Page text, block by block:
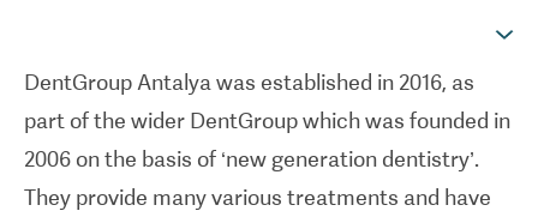
DentGroup Antalya was established in 2016, as
part of the wider DentGroup which was founded in
2006 on the basis of ‘new generation dentistry’.
They provide many various treatments and have